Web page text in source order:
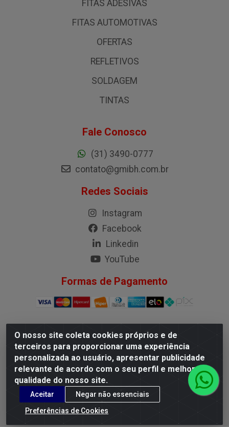
O nosso site coleta cookies próprios e de
terceiros para proporcionar uma experiência
personalizada ao usuário, apresentar publicidade
relevante de acordo com o seu perfil e melhorar a
qualidade do nosso site.
Aceitar
Negar não essenciais
Preferências de Cookies
FITAS ADESIVAS
FITAS AUTOMOTIVAS
OFERTAS
REFLETIVOS
SOLDAGEM
TINTAS
Fale Conosco
(31) 3490-0777
contato@gmibh.com.br
Redes Sociais
Instagram
Facebook
Linkedin
YouTube
Formas de Pagamento
G.M.I. Distribuidora LTDA - Rua Conselheiro Pena, 50 - Santa
Branca, Belo Horizonte/MG - CEP 31.710-150 - CNPJ
04.098.359/0001-02